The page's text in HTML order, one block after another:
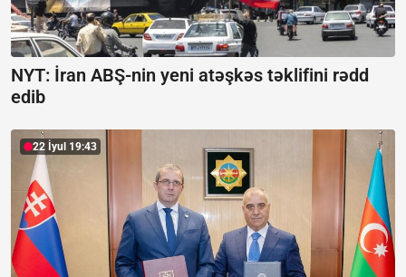
NYT: İran ABŞ-nin yeni atəşkəs təklifini rədd
edib
22 İyul 19:43